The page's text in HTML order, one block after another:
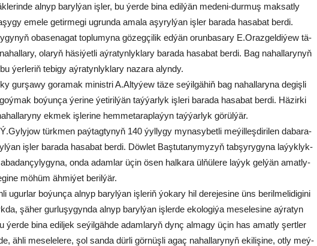
al­nyp ba­ryl­ýan iş­ler, bu ýer­de bi­na edil­ýän me­de­ni-dur­muş mak­sat­ly
eme­le ge­tir­me­gi ug­run­da ama­la aşy­ryl­ýan iş­ler ba­ra­da ha­sa­bat ber­di.
oba­se­na­gat top­lu­my­na gö­zeg­çi­lik ed­ýän orun­ba­sa­ry E.Oraz­gel­di­ýew tä­
ola­ryň hä­si­ýet­li aý­ra­tyn­lyk­la­ry ba­ra­da ha­sa­bat ber­di. Bag na­hal­la­ry­nyň
ýer­le­riň te­bi­gy aý­ra­tyn­lyk­la­ry na­za­ra alyn­dy.
gur­şa­wy go­ra­mak mi­nist­ri A.Al­ty­ýew tä­ze se­ýil­gä­hiň bag na­hal­la­ry­na de­giş­li
bo­ýun­ça ýe­ri­ne ýe­ti­ril­ýän taý­ýar­lyk iş­le­ri ba­ra­da ha­sa­bat ber­di. Hä­zir­ki
ek­mek iş­le­ri­ne hem­me­ta­rap­la­ýyn taý­ýar­lyk gö­rül­ýär.
türk­men paý­tag­ty­nyň 140 ýyl­ly­gy my­na­sy­bet­li me­ýil­leş­di­ri­len da­ba­ra­
iş­ler ba­ra­da ha­sa­bat ber­di. Döw­let Baş­tu­ta­nymy­zyň tab­şy­ry­gy­na la­ýyk­lyk­
on­da adam­lar üçin ösen hal­ka­ra ül­ňü­le­re la­ýyk gel­ýän amat­ly­
mö­hüm äh­mi­ýet be­ril­ýär.
ugur­lar bo­ýun­ça al­nyp ba­ryl­ýan iş­le­riň ýo­ka­ry hil de­re­je­si­ne üns be­ril­me­li­di­gi­ni
şä­her gur­lu­şy­gyn­da al­nyp ba­ryl­ýan iş­ler­de eko­lo­gi­ýa me­se­le­si­ne aý­ra­tyn
ýer­de bi­na edil­jek se­ýil­gäh­de adam­la­ryň dynç al­ma­gy üçin has amat­ly şert­ler
äh­li me­se­le­le­re, şol san­da dür­li gör­nüş­li agaç na­hal­la­ry­nyň eki­li­şi­ne, ot­ly meý­